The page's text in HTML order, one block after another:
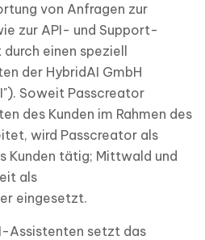
von Anfragen zur
zur API- und Support-
einen speziell
der HybridAI GmbH
Soweit Passcreator
des Kunden im Rahmen des
wird Passcreator als
Kunden tätig; Mittwald und
als
eingesetzt.
Assistenten setzt das